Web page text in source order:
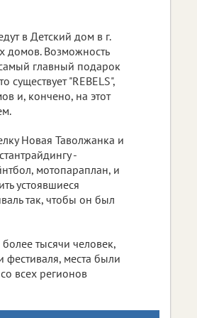
в Детский дом в г.
домов. Возможность
главный подарок
существует "REBELS",
и, кончено, на этот
Новая Таволжанка и
-
мотопараплан, и
устоявшиеся
так, чтобы он был
тысячи человек,
фестиваля, места были
всех регионов